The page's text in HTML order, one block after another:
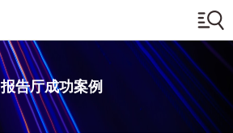
报告厅成功案例